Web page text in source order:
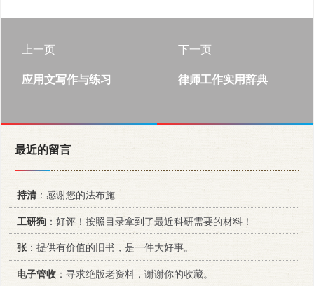
上一页
应用文写作与练习
下一页
律师工作实用辞典
最近的留言
持清 ：感谢您的法布施
工研狗 ：好评！按照目录拿到了最近科研需要的材料！
张：提供有价值的旧书，是一件大好事。
电子管收 ：寻求绝版老资料，谢谢你的收藏。